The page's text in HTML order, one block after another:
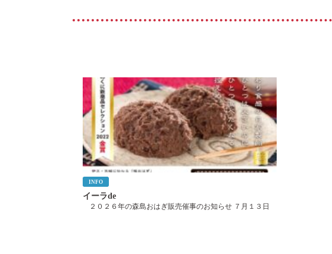
INFO
イーラde
２０２６年の森島おはぎ販売催事のお知らせ ７月１３日